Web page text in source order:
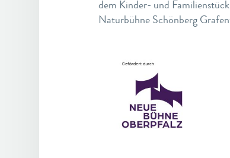
dem Kinder- und
Naturbühne Schönberg